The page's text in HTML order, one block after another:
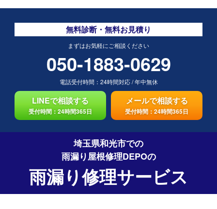
無料診断・無料お見積り
まずはお気軽にご相談ください
050-1883-0629
電話受付時間： 24時間対応/年中無休
LINEで相談する
受付時間：24時間365日
メールで相談する
受付時間：24時間365日
埼玉県和光市での
雨漏り屋根修理DEPOの
雨漏り修理サービス